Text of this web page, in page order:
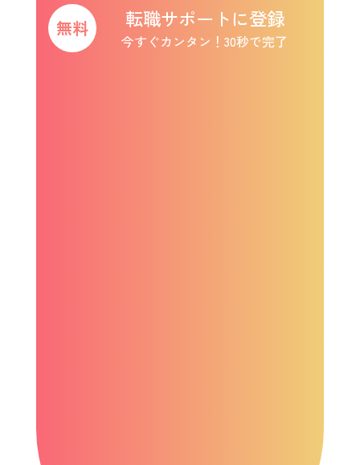
転職サポートに登録
今すぐカンタン！30秒で完了